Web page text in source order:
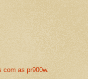
com as pr900w.